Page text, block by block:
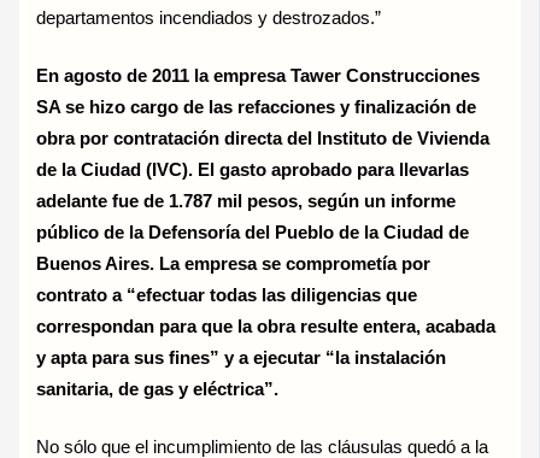
departamentos incendiados y destrozados.”
En agosto de 2011 la empresa Tawer Construcciones
SA se hizo cargo de las refacciones y finalización de
obra por contratación directa del Instituto de Vivienda
de la Ciudad (IVC). El gasto aprobado para llevarlas
adelante fue de 1.787 mil pesos, según un informe
público de la Defensoría del Pueblo de la Ciudad de
Buenos Aires. La empresa se comprometía por
contrato a “efectuar todas las diligencias que
correspondan para que la obra resulte entera, acabada
y apta para sus fines” y a ejecutar “la instalación
sanitaria, de gas y eléctrica”.
No sólo que el incumplimiento de las cláusulas quedó a la